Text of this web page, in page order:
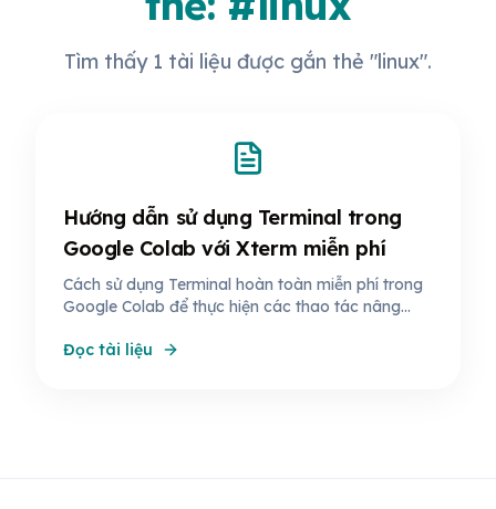
Tìm thấy 1 tài liệu được gắn thẻ "linux".
Hướng dẫn sử dụng Terminal trong
Google Colab với Xterm miễn phí
Cách sử dụng Terminal hoàn toàn miễn phí trong
Google Colab để thực hiện các thao tác nâng
Đọc tài liệu